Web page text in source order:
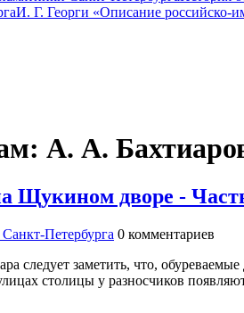
И. Г. Георги «Описание российско-
А. А.
Щукином дворе -
Петербурга 0 комментариев
следует заметить, что,
столицы у разносчиков